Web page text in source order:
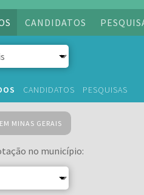
CANDIDATOS
CANDIDATOS PESQUISAS
MINAS GERAIS
no município: